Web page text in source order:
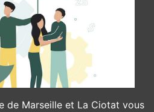
de Marseille et La Ciotat vous